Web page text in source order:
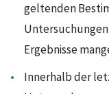
geltenden
Ergebnisse
Innerhalb der